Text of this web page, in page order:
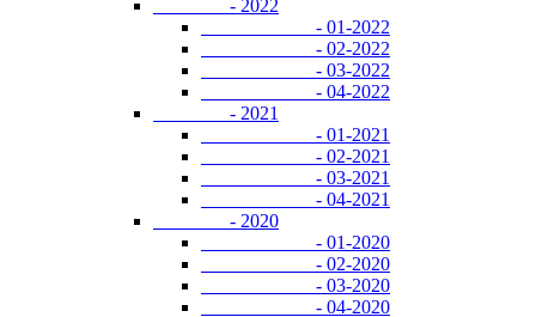
- 2022
- 01-2022
- 02-2022
- 03-2022
- 04-2022
- 2021
- 01-2021
- 02-2021
- 03-2021
- 04-2021
- 2020
- 01-2020
- 02-2020
- 03-2020
- 04-2020